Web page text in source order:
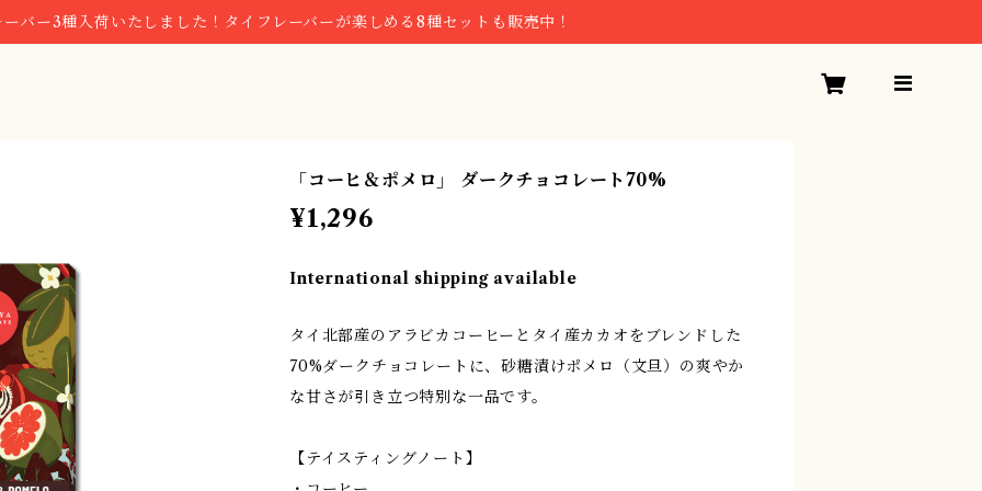
ーバー3種入荷いたしました！タイフレーバーが楽しめる8種セットも販売中！
「コーヒ＆ポメロ」 ダークチョコレート70%
¥1,296
International shipping available
タイ北部産のアラビカコーヒーとタイ産カカオをブレンドした
70%ダークチョコレートに、砂糖漬けポメロ（文旦）の爽やか
な甘さが引き立つ特別な一品です。
【テイスティングノート】